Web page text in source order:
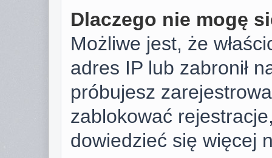
Dlaczego nie mogę
Możliwe jest, że
adres IP lub zabronił
próbujesz
zablokować
dowiedzieć się więcej